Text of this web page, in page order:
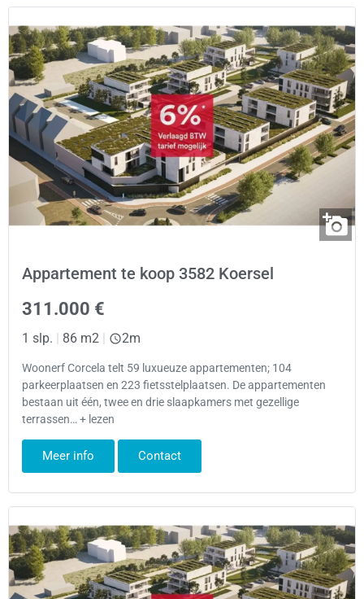
Appartement te koop 3582 Koersel
311.000 €
1 slp. | 86 m2 | 2m
Woonerf Corcela telt 59 luxueuze appartementen; 104
parkeerplaatsen en 223 fietsstelplaatsen. De appartementen
bestaan uit één, twee en drie slaapkamers met gezellige
terrassen… + lezen
Meer info Contact